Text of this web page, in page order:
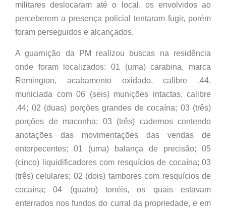
militares deslocaram até o local, os envolvidos ao
perceberem a presença policial tentaram fugir, porém
foram perseguidos e alcançados.
A guarnição da PM realizou buscas na residência
onde foram localizados: 01 (uma) carabina, marca
Remington, acabamento oxidado, calibre .44,
municiada com 06 (seis) munições intactas, calibre
.44; 02 (duas) porções grandes de cocaína; 03 (três)
porções de maconha; 03 (três) cadernos contendo
anotações das movimentações das vendas de
entorpecentes; 01 (uma) balança de precisão; 05
(cinco) liquidificadores com resquícios de cocaína; 03
(três) celulares; 02 (dois) tambores com resquícios de
cocaína; 04 (quatro) tonéis, os quais estavam
enterrados nos fundos do curral da propriedade, e em